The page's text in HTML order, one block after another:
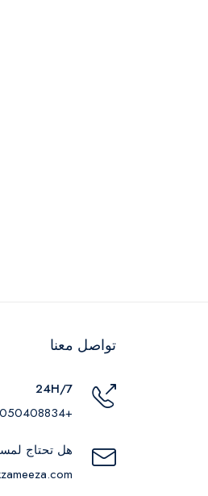
تواصل معنا
24H/7
+201050408834
هل تحتاج